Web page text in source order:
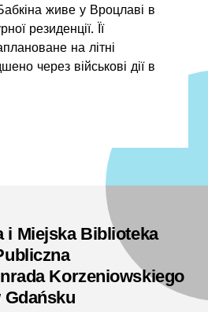
живе у Вроцлаві в
резиденції. Її
на літні
через військові дії в
i Miejska Biblioteka
Korzeniowskiego
Gdańsku